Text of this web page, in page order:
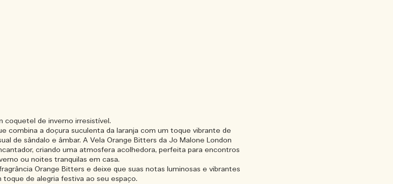
coquetel de inverno irresistível.
combina a doçura suculenta da laranja com um toque vibrante de
de sândalo e âmbar. A Vela Orange Bitters da Jo Malone London
criando uma atmosfera acolhedora, perfeita para encontros
ou noites tranquilas em casa.
Orange Bitters e deixe que suas notas luminosas e vibrantes
toque de alegria festiva ao seu espaço.